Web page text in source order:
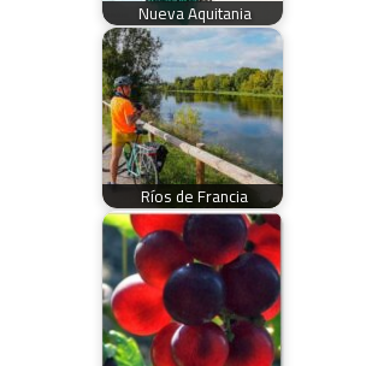
Nueva Aquitania
Ríos de Francia